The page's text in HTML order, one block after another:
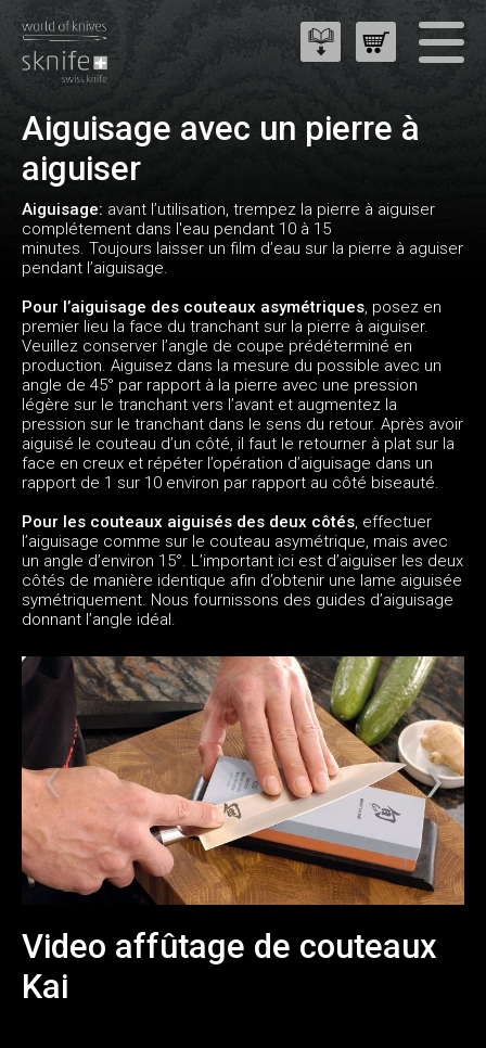
Aiguisage avec un pierre à
aiguiser
Aiguisage: avant l’utilisation, trempez la pierre à aiguiser
complétement dans l'eau pendant 10 à 15
minutes. Toujours laisser un film d’eau sur la pierre à aguiser
pendant l’aiguisage.
Pour l’aiguisage des couteaux asymétriques, posez en
premier lieu la face du tranchant sur la pierre à aiguiser.
Veuillez conserver l’angle de coupe prédéterminé en
production. Aiguisez dans la mesure du possible avec un
angle de 45° par rapport à la pierre avec une pression
légère sur le tranchant vers l’avant et augmentez la
pression sur le tranchant dans le sens du retour. Après avoir
aiguisé le couteau d’un côté, il faut le retourner à plat sur la
face en creux et répéter l’opération d’aiguisage dans un
rapport de 1 sur 10 environ par rapport au côté biseauté.
Pour les couteaux aiguisés des deux côtés, effectuer
l’aiguisage comme sur le couteau asymétrique, mais avec
un angle d’environ 15°. L’important ici est d’aiguiser les deux
côtés de manière identique afin d’obtenir une lame aiguisée
symétriquement. Nous fournissons des guides d’aiguisage
donnant l’angle idéal.
Video affûtage de couteaux
Kai